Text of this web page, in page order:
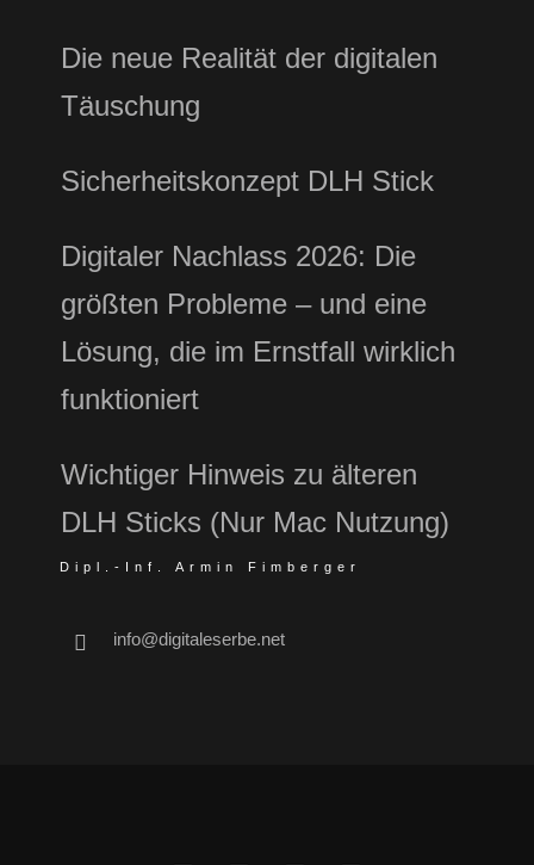
Die neue Realität der digitalen
Täuschung
Sicherheitskonzept DLH Stick
Digitaler Nachlass 2026: Die
größten Probleme – und eine
Lösung, die im Ernstfall wirklich
funktioniert
Wichtiger Hinweis zu älteren
DLH Sticks (Nur Mac Nutzung)
Dipl.-Inf. Armin Fimberger
info@digitaleserbe.net